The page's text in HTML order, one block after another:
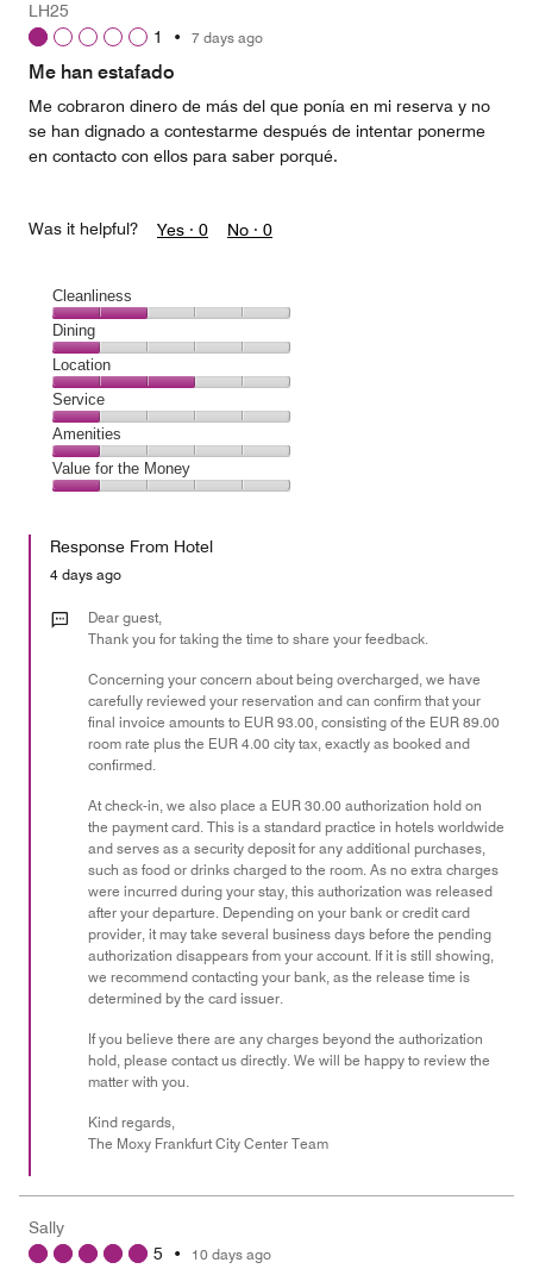
5
out
of
LH25
1
• 7 days ago
Me han estafado
Me cobraron dinero de más del que ponía en mi reserva y no
se han dignado a contestarme después de intentar ponerme
en contacto con ellos para saber porqué.
Was it helpful? Yes · 0 No · 0
Cleanliness
Cleanliness,
2
out
of
5
Dining
Dining,
1
out
of
5
Location
Location,
3
out
of
5
Service
Service,
1
out
Amenities
Amenities,
1
of
Value for the Money
the
Money,
out
Response From Hotel
4 days ago
Dear guest,
Thank you for taking the time to share your feedback.
Concerning your concern about being overcharged, we have
carefully reviewed your reservation and can confirm that your
final invoice amounts to EUR 93.00, consisting of the EUR 89.00
room rate plus the EUR 4.00 city tax, exactly as booked and
confirmed.
At check-in, we also place a EUR 30.00 authorization hold on
the payment card. This is a standard practice in hotels worldwide
and serves as a security deposit for any additional purchases,
such as food or drinks charged to the room. As no extra charges
were incurred during your stay, this authorization was released
after your departure. Depending on your bank or credit card
provider, it may take several business days before the pending
authorization disappears from your account. If it is still showing,
we recommend contacting your bank, as the release time is
determined by the card issuer.
If you believe there are any charges beyond the authorization
hold, please contact us directly. We will be happy to review the
matter with you.
Kind regards,
The Moxy Frankfurt City Center Team
Sally
5 • 10 days ago